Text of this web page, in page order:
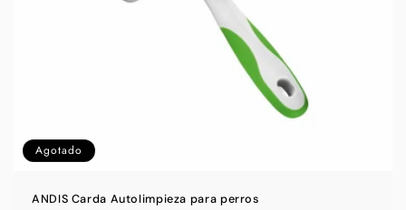
Agotado
ANDIS Carda Autolimpieza para perros